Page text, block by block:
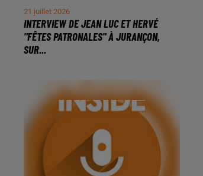
21 juillet 2026
INTERVIEW DE JEAN LUC ET HERVÉ
"FÊTES PATRONALES" À JURANÇON,
SUR...